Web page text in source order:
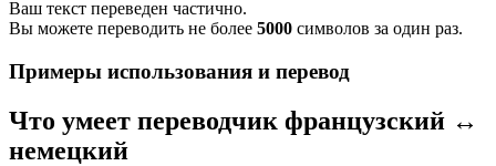
Ваш текст переведен частично.
Вы можете переводить не более 5000 символов за один раз.
Примеры использования и перевод
Что умеет переводчик французский ↔
немецкий